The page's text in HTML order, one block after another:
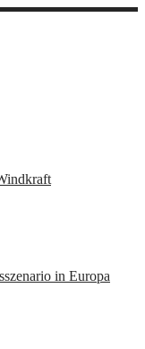
in Europa